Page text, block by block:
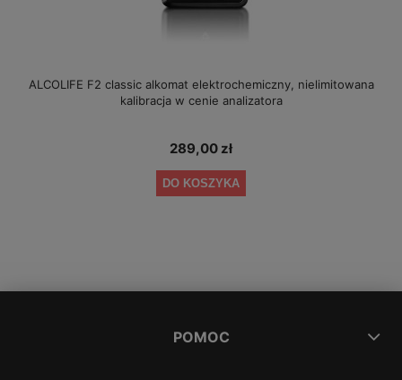
ALCOLIFE F2 classic alkomat elektrochemiczny, nielimitowana
kalibracja w cenie analizatora
289,00 zł
DO KOSZYKA
POMOC